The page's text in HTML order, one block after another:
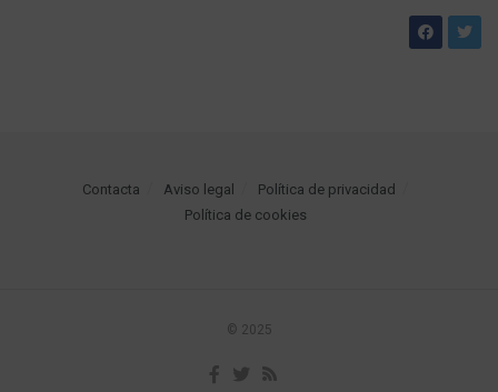
Contacta Aviso legal
Política de privacidad
Política de cookies
© 2025